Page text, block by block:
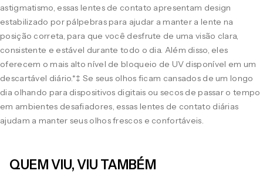
astigmatismo, essas lentes de contato apresentam design
estabilizado por pálpebras para ajudar a manter a lente na
posição correta, para que você desfrute de uma visão clara,
consistente e estável durante todo o dia. Além disso, eles
oferecem o mais alto nível de bloqueio de UV disponível em um
descartável diário.*‡ Se seus olhos ficam cansados de um longo
dia olhando para dispositivos digitais ou secos de passar o tempo
em ambientes desafiadores, essas lentes de contato diárias
ajudam a manter seus olhos frescos e confortáveis.
QUEM VIU, VIU TAMBÉM